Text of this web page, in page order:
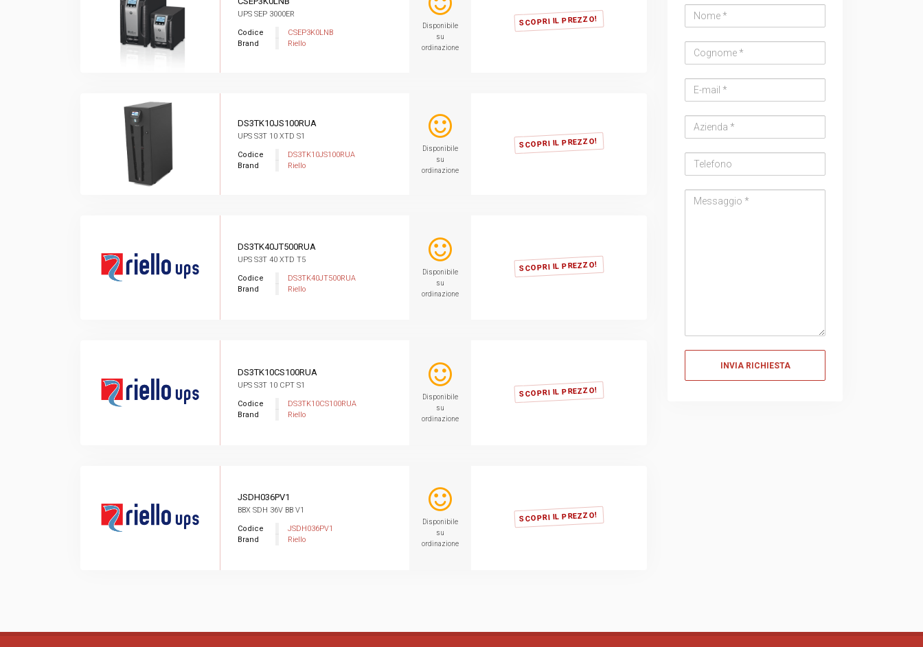
SCOPRI IL PREZZO!
UPS SEP 3000ER
Codice
CSEP3K0LNB
Brand
Riello
Disponibile
su
ordinazione
SCOPRI IL PREZZO!
DS3TK10JS100RUA
UPS S3T 10 XTD S1
Codice
DS3TK10JS100RUA
Brand
Riello
Disponibile
su
ordinazione
SCOPRI IL PREZZO!
DS3TK40JT500RUA
UPS S3T 40 XTD T5
Codice
DS3TK40JT500RUA
Brand
Riello
Disponibile
su
ordinazione
SCOPRI IL PREZZO!
DS3TK10CS100RUA
UPS S3T 10 CPT S1
Codice
DS3TK10CS100RUA
Brand
Riello
Disponibile
su
ordinazione
SCOPRI IL PREZZO!
JSDH036PV1
BBX SDH 36V BB V1
Codice
JSDH036PV1
Brand
Riello
Disponibile
su
ordinazione